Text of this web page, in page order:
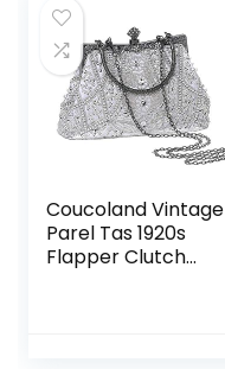
Coucoland Vintage
Parel Tas 1920s
Flapper Clutch